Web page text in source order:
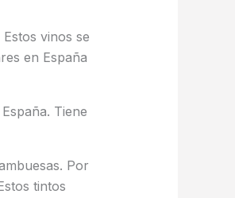
Estos vinos se
en España
Tiene
Por
tintos